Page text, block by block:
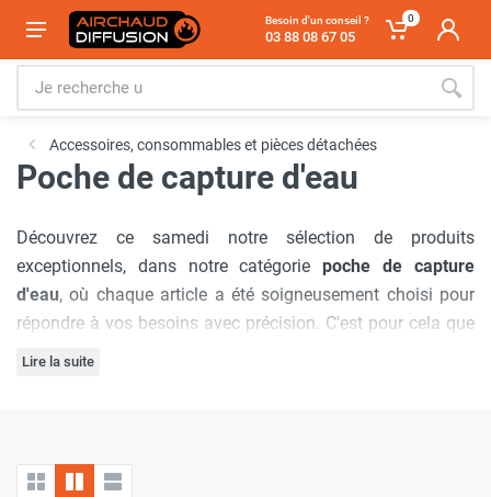
Besoin d'un conseil ?
03 88 08 67 05
0
Accessoires, consommables et pièces détachées
Poche de capture d'eau
Découvrez ce samedi notre sélection de produits
exceptionnels, dans notre catégorie poche de capture
d'eau, où chaque article a été soigneusement choisi pour
répondre à vos besoins avec précision. C'est pour cela que
nous avons sélectionné la marque
inégalées à chaque visite. De plus, nous comprenons
l'importance
Lire la suite